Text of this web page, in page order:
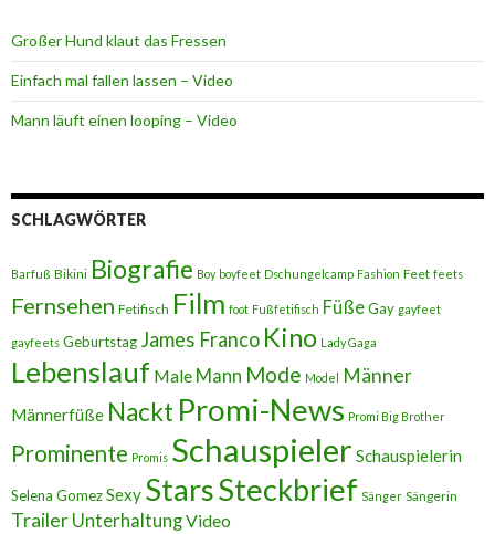
Großer Hund klaut das Fressen
Einfach mal fallen lassen – Video
Mann läuft einen looping – Video
SCHLAGWÖRTER
Barfuß Bikini Biografie Boy boyfeet Dschungelcamp Fashion Feet feets
Fernsehen Fetifisch Film foot Fußfetifisch FüßeGay gayfeet
gayfeets Geburtstag James Franco Kino Lady Gaga
Lebenslauf Male Mann Mode Model Männer
Männerfüße Nackt Promi-News Promi Big Brother
Prominente Promis Schauspieler Schauspielerin
Selena GomezSexy StarsSteckbrief Sänger Sängerin
Trailer UnterhaltungVideo